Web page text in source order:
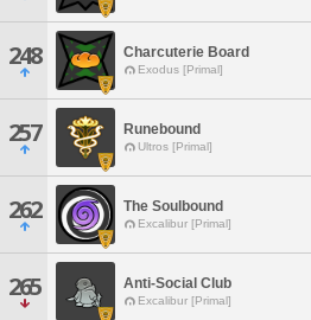
248 Charcuterie Board
Exodus [Primal]
257 Runebound
Ultros [Primal]
262 The Soulbound
Excalibur [Primal]
265 Anti-Social Club
Excalibur [Primal]